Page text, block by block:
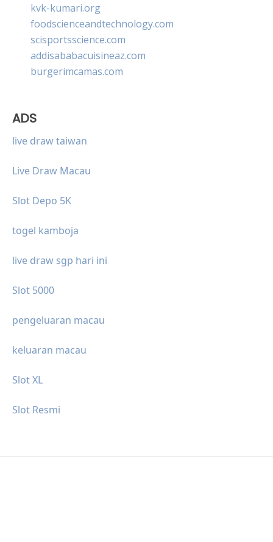
kvk-kumari.org
foodscienceandtechnology.com
scisportsscience.com
addisababacuisineaz.com
burgerimcamas.com
ADS
live draw taiwan
Live Draw Macau
Slot Depo 5K
togel kamboja
live draw sgp hari ini
Slot 5000
pengeluaran macau
keluaran macau
Slot XL
Slot Resmi